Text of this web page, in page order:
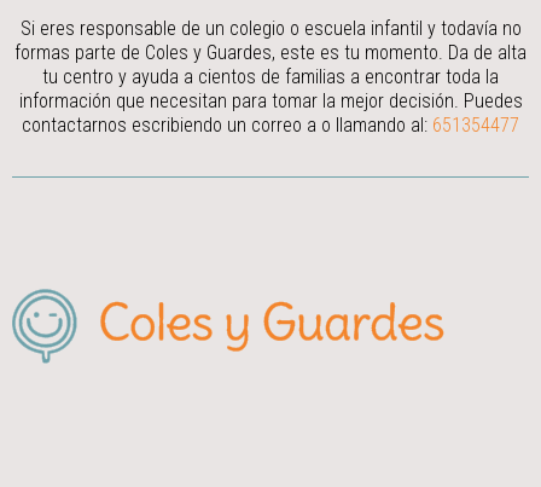
Si eres responsable de un colegio o escuela infantil y todavía no
formas parte de Coles y Guardes, este es tu momento. Da de alta
tu centro y ayuda a cientos de familias a encontrar toda la
información que necesitan para tomar la mejor decisión. Puedes
contactarnos escribiendo un correo a o llamando al: 651354477